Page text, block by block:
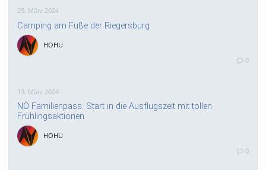
25. März 2024
Camping am Fuße der Riegersburg
HOHU
0
13. März 2024
NÖ Familienpass: Start in die Ausflugszeit mit tollen
Frühlingsaktionen
HOHU
0